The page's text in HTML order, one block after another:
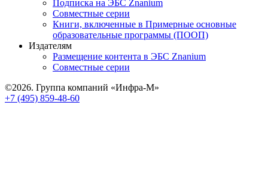
Подписка на ЭБС Znanium
Совместные серии
Книги, включенные в Примерные основные
образовательные программы (ПООП)
Издателям
Размещение контента в ЭБС Znanium
Совместные серии
©2026. Группа компаний «Инфра-М»
+7 (495) 859-48-60